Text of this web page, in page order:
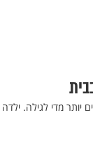
משים יותר מדי לגילה. ילדה